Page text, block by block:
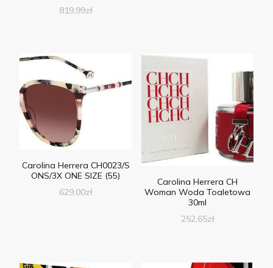
819,99zł
Carolina Herrera CH0023/S
ONS/3X ONE SIZE (55)
629,00zł
Carolina Herrera CH
Woman Woda Toaletowa
30ml
252,65zł